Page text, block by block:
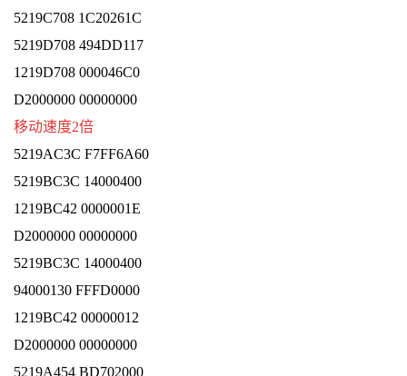
5219C708 1C20261C
5219D708 494DD117
1219D708 000046C0
D2000000 00000000
移动速度2倍
5219AC3C F7FF6A60
5219BC3C 14000400
1219BC42 0000001E
D2000000 00000000
5219BC3C 14000400
94000130 FFFD0000
1219BC42 00000012
D2000000 00000000
5219A454 BD702000